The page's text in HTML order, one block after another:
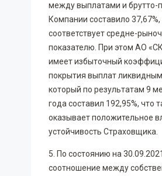
между выплатами и брутто-
Компании составило 37,67%,
соответствует средне-
показателю. При этом АО
имеет избыточный
покрытия выплат
который по результатам 9
года составил 192,95%, что
оказывает положительное
устойчивость Страховщика.
5. По состоянию на
соотношение между